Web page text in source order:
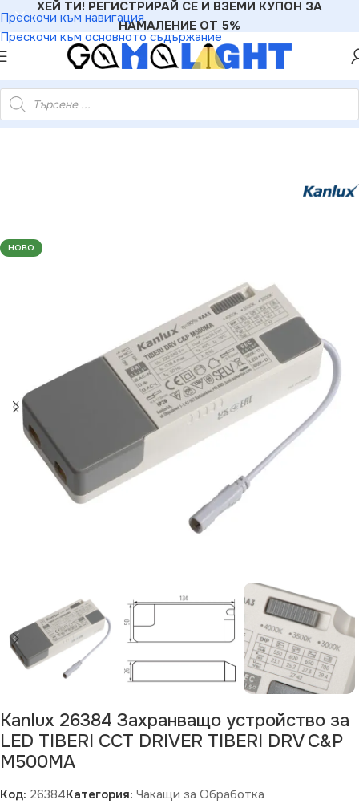
Прескочи към навигация
Прескочи към основното съдържание
ХЕЙ ТИ! РЕГИСТРИРАЙ СЕ И ВЗЕМИ КУПОН ЗА
НАМАЛЕНИЕ ОТ 5%
за LED TIBERI CCT DRIVER TIBERI DRV C&P M500MA
НОВО
Kanlux 26384 Захранващо устройство за
LED TIBERI CCT DRIVER TIBERI DRV C&P
M500MA
Код: 26384Категория: Чакащи за Обработка